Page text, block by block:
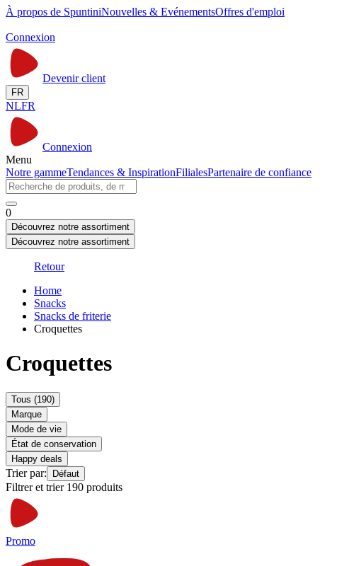
À propos de SpuntiniNouvelles & EvénementsOffres d'emploi
Connexion
Devenir client
FR
NLFR
Connexion
Menu
Notre gammeTendances & InspirationFilialesPartenaire de confiance
0
Découvrez notre assortiment
Découvrez notre assortiment
Retour
Home
Snacks
Snacks de friterie
Croquettes
Croquettes
Tous (190)
Marque
Mode de vie
État de conservation
Happy deals
Trier par: Défaut
Filtrer et trier 190 produits
Promo